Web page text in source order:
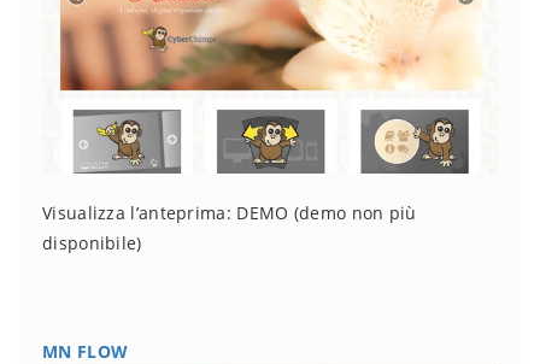
Visualizza l’anteprima: DEMO (demo non più
disponibile)
MN FLOW